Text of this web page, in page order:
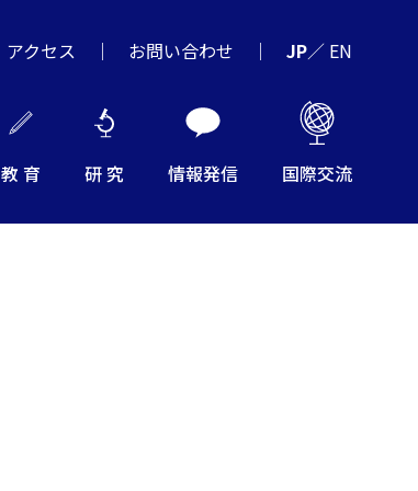
教 育 研 究 情報発信 国際交流
アクセス お問い合わせ JP／ EN